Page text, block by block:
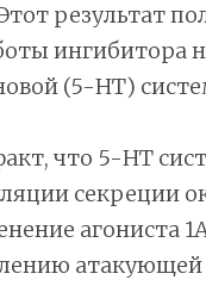
результат
ингибитора
(5-HT)
что 5-HT
секреции
агониста